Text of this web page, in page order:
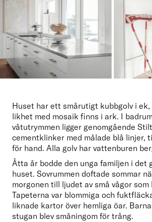
Huset har ett smårutigt kubbgolv i ek,
likhet med mosaik finns i ark. I
våtutrymmen ligger genomgående
cementklinker med målade blå linjer,
för hand. Alla golv har vattenburen
Åtta år bodde den unga familjen i det
huset. Sovrummen doftade sommar
morgonen till ljudet av små vågor som
Tapeterna var blommiga och
liknade kartor över hemliga öar.
stugan blev småningom för trång.